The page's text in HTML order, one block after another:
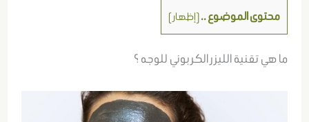
محتوى الموضوع ..[إظهار]
ما هي تقنية الليزر الكربوني للوجه ؟